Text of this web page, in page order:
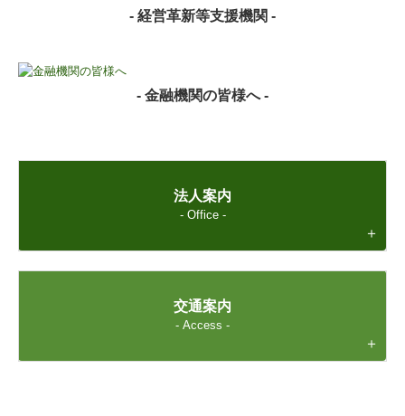
- 経営革新等支援機関 -
- 金融機関の皆様へ -
法人案内
- Office -
＋
交通案内
- Access -
＋